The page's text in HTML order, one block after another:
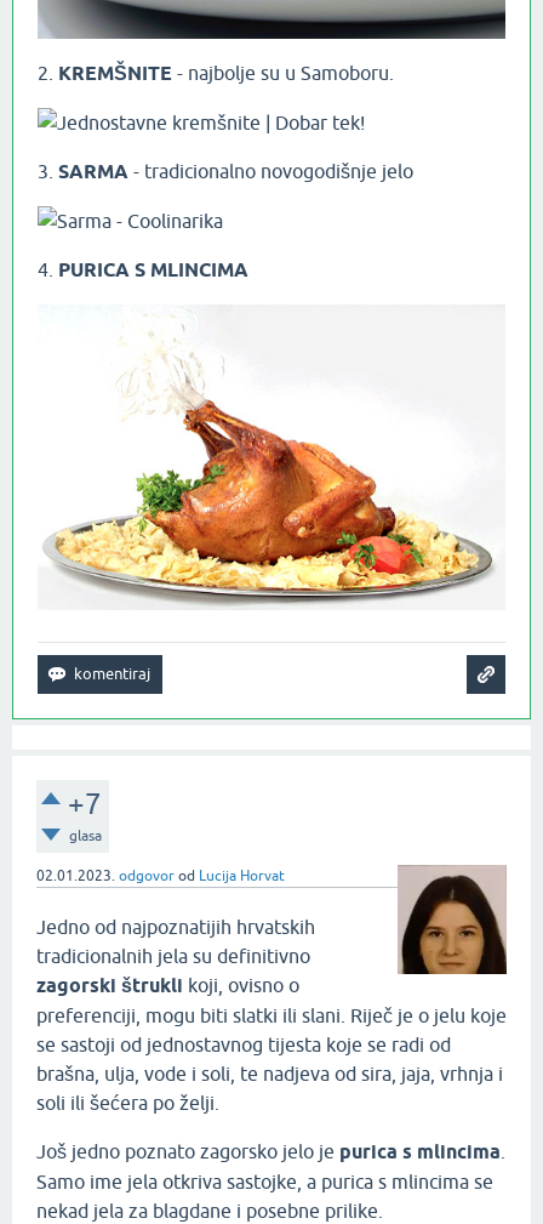
2. KREMŠNITE - najbolje su u Samoboru.
3. SARMA - tradicionalno novogodišnje jelo
4. PURICA S MLINCIMA
+7
glasa
02.01.2023. odgovor od Lucija Horvat
Jedno od najpoznatijih hrvatskih
tradicionalnih jela su definitivno
zagorski štrukli koji, ovisno o
preferenciji, mogu biti slatki ili slani. Riječ je o jelu koje
se sastoji od jednostavnog tijesta koje se radi od
brašna, ulja, vode i soli, te nadjeva od sira, jaja, vrhnja i
soli ili šećera po želji.
Još jedno poznato zagorsko jelo je purica s mlincima
Samo ime jela otkriva sastojke, a purica s mlincima se
nekad jela za blagdane i posebne prilike.